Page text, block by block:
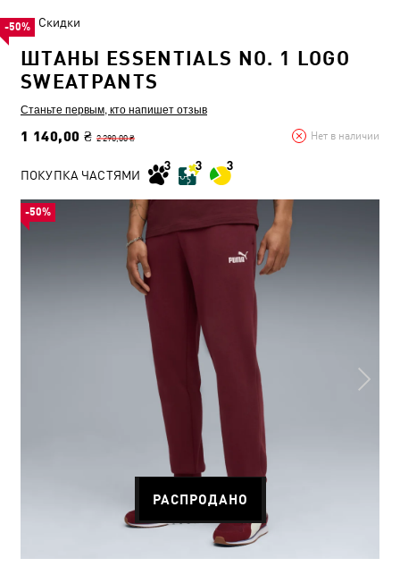
Скидки
ШТАНЫ ESSENTIALS NO. 1 LOGO
SWEATPANTS
Станьте первым, кто напишет отзыв
1 140,00 ₴ 2 290,00 ₴ Нет в наличии
-50%
ПОКУПКА ЧАСТЯМИ
РАСПРОДАНО
-50%